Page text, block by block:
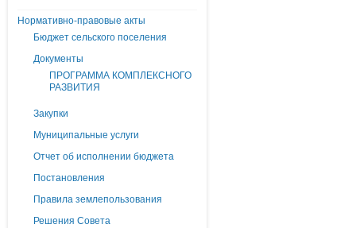
Нормативно-правовые акты
Бюджет сельского поселения
Документы
ПРОГРАММА КОМПЛЕКСНОГО
РАЗВИТИЯ
Закупки
Муниципальные услуги
Отчет об исполнении бюджета
Постановления
Правила землепользования
Решения Совета